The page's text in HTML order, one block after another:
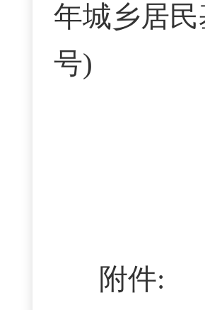
年城乡居
号)
附件: